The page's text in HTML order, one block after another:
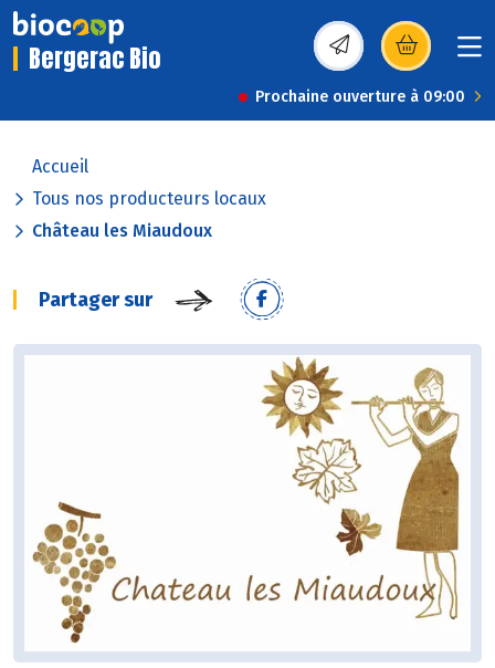
Bergerac Bio (s’ouvre dans une
Prochaine ouverture à 09:00
Accueil
Tous nos producteurs locaux
Château les Miaudoux
Partager sur